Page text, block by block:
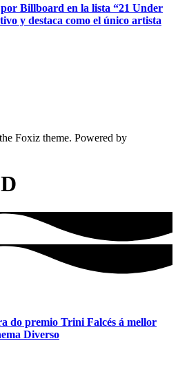
Billboard en la lista “21 Under
y destaca como el único artista
Foxiz theme. Powered by
do premio Trini Falcés á mellor
Diverso